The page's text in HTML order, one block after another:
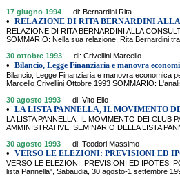
17 giugno 1994 - - di: Bernardini Rita
• RELAZIONE DI RITA BERNARDINI
RELAZIONE DI RITA BERNARDINI ALLA
SOMMARIO: Nella sua relazione, Rita Bernardini
30 ottobre 1993 - - di: Crivellini Marcello
• Bilancio, Legge Finanziaria e manovra
Bilancio, Legge Finanziaria e manovra economica
Marcello Crivellini Ottobre 1993 SOMMARIO:
30 agosto 1993 - - di: Vito Elio
• LA LISTA PANNELLA, IL MOVIMENTO
LA LISTA PANNELLA, IL MOVIMENTO DEI CLUB
AMMINISTRATIVE. SEMINARIO DELLA LISTA
30 agosto 1993 - - di: Teodori Massimo
• VERSO LE ELEZIONI: PREVISIONI ED
VERSO LE ELEZIONI: PREVISIONI ED IPOTESI
lista Pannella", Sabaudia, 30 agosto-1 settembre